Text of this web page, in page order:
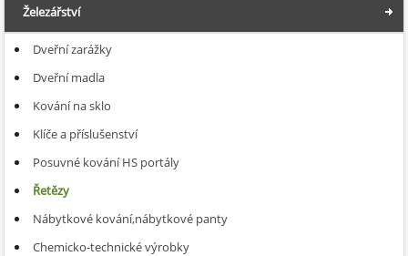
Železářství
Dveřní zarážky
Dveřní madla
Kování na sklo
Klíče a příslušenství
Posuvné kování HS portály
Řetězy
Nábytkové kování,nábytkové panty
Chemicko-technické výrobky